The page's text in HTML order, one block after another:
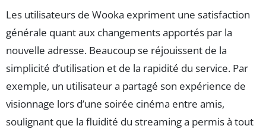
Les utilisateurs de Wooka expriment une satisfaction
générale quant aux changements apportés par la
nouvelle adresse. Beaucoup se réjouissent de la
simplicité d’utilisation et de la rapidité du service. Par
exemple, un utilisateur a partagé son expérience de
visionnage lors d’une soirée cinéma entre amis,
soulignant que la fluidité du streaming a permis à tout